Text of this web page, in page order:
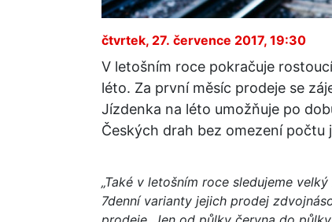
čtvrtek, 27. července 2017, 19:30
V letošním roce pokračuje
léto. Za první měsíc prodeje se
Jízdenka na léto umožňuje po
Českých drah bez omezení
„Také v letošním roce sledujeme
7denní varianty jejich prodej